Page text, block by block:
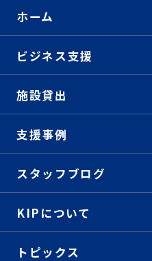
ホーム
ビジネス支援
施設貸出
支援事例
スタッフブログ
KIPについて
トピックス